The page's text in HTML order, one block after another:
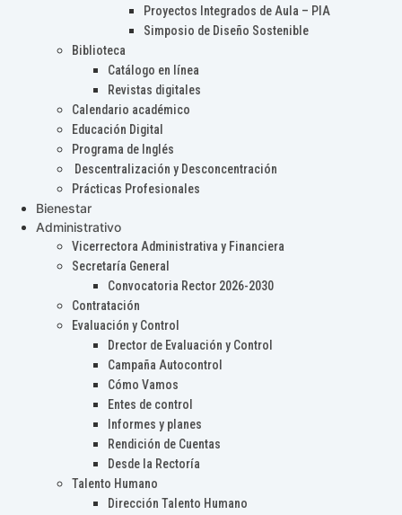
Proyectos Integrados de Aula – PIA
Simposio de Diseño Sostenible
Biblioteca
Catálogo en línea
Revistas digitales
Calendario académico
Educación Digital
Programa de Inglés
Descentralización y Desconcentración
Prácticas Profesionales
Bienestar
Administrativo
Vicerrectora Administrativa y Financiera
Secretaría General
Convocatoria Rector 2026-2030
Contratación
Evaluación y Control
Drector de Evaluación y Control
Campaña Autocontrol
Cómo Vamos
Entes de control
Informes y planes
Rendición de Cuentas
Desde la Rectoría
Talento Humano
Dirección Talento Humano